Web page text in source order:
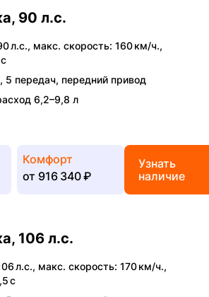
90 л.с.
л.с., макс. скорость: 160 км/ч.,
, 5 передач, передний привод
6,2–9,8 л
Комфорт
от 916 340 ₽
Узнать
наличие
106 л.с.
л.с., макс. скорость: 170 км/ч.,
с